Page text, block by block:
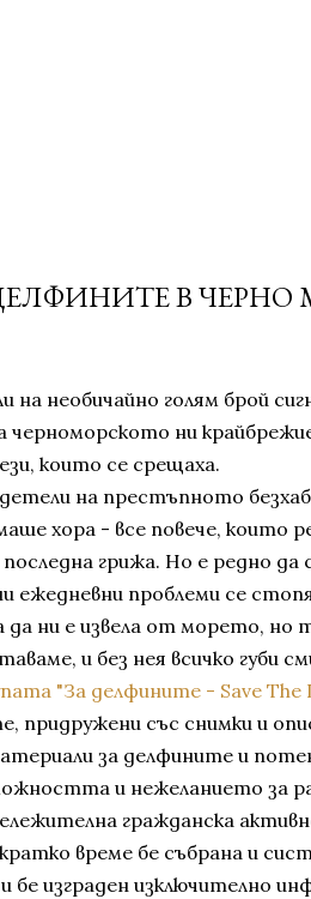
В ЧЕРНО
необичайно голям брой
черноморското ни
които се срещаха.
на престъпното
хора - все повече, които
грижа. Но е редно да
ежедневни проблеми се
ни е извела от морето, но
и без нея всичко губи
"За делфините - Save The
придружени със снимки и
за делфините и
и нежеланието за
гражданска
време бе събрана и
бе изграден изключително